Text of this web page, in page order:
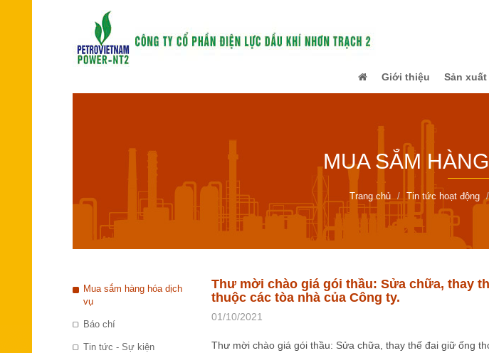
Giới thiệu Sản
MUA SẮM
Trang chủ Tin tức hoạt động
Mua sắm hàng hóa dịch
vụ
Báo chí
Tin tức - Sự kiện
Thư mời chào giá gói thầu: Sửa chữa, thay
thuộc các tòa nhà của Công ty.
01/10/2021
Thư mời chào giá gói thầu: Sửa chữa, thay thế đai giữ ống